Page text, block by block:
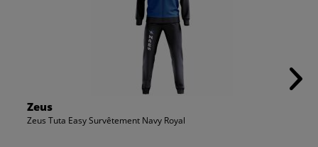
Zeus
Zeus Tuta Easy Survêtement Navy Royal